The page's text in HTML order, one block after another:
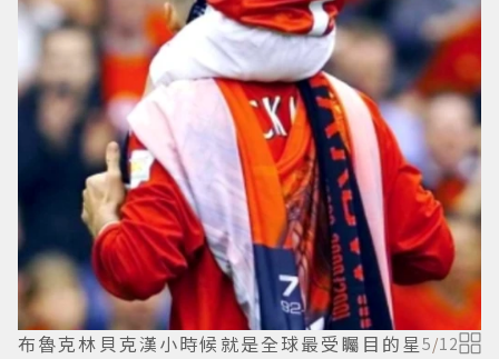
布魯克林貝克漢小時候就是全球最受矚目的星5/12